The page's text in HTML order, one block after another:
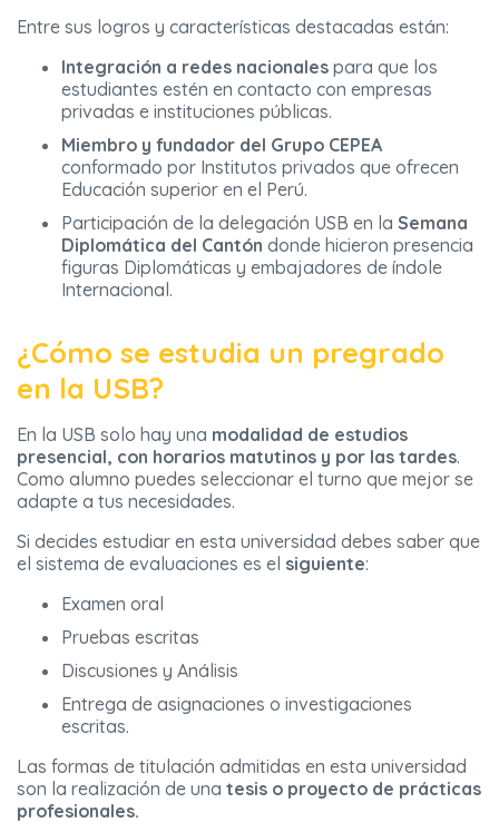
Entre sus logros y características destacadas están:
Integración a redes nacionales para que los
estudiantes estén en contacto con empresas
privadas e instituciones públicas.
Miembro y fundador del Grupo CEPEA
conformado por Institutos privados que ofrecen
Educación superior en el Perú.
Participación de la delegación USB en la Semana
Diplomática del Cantón donde hicieron presencia
figuras Diplomáticas y embajadores de índole
Internacional.
¿Cómo se estudia un pregrado
en la USB?
En la USB solo hay una modalidad de estudios
presencial, con horarios matutinos y por las tardes.
Como alumno puedes seleccionar el turno que mejor se
adapte a tus necesidades.
Si decides estudiar en esta universidad debes saber que
el sistema de evaluaciones es el siguiente:
Examen oral
Pruebas escritas
Discusiones y Análisis
Entrega de asignaciones o investigaciones
escritas.
Las formas de titulación admitidas en esta universidad
son la realización de una tesis o proyecto de prácticas
profesionales.